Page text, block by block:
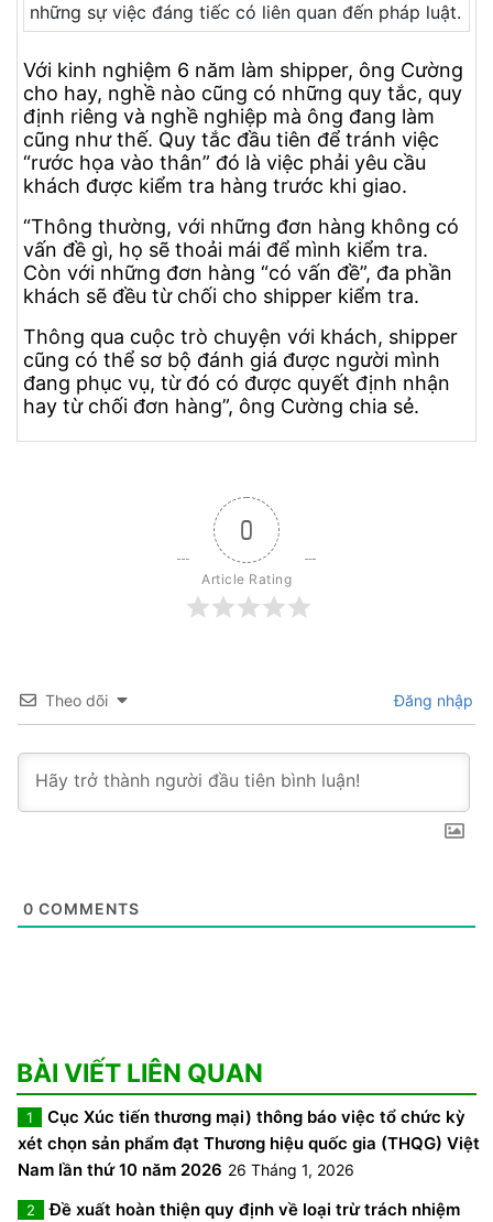
những sự việc đáng tiếc có liên quan đến pháp luật.
Với kinh nghiệm 6 năm làm shipper, ông Cường
cho hay, nghề nào cũng có những quy tắc, quy
định riêng và nghề nghiệp mà ông đang làm
cũng như thế. Quy tắc đầu tiên để tránh việc
“rước họa vào thân” đó là việc phải yêu cầu
khách được kiểm tra hàng trước khi giao.
“Thông thường, với những đơn hàng không có
vấn đề gì, họ sẽ thoải mái để mình kiểm tra.
Còn với những đơn hàng “có vấn đề”, đa phần
khách sẽ đều từ chối cho shipper kiểm tra.
Thông qua cuộc trò chuyện với khách, shipper
cũng có thể sơ bộ đánh giá được người mình
đang phục vụ, từ đó có được quyết định nhận
hay từ chối đơn hàng”, ông Cường chia sẻ.
0
Article Rating
Theo dõi Đăng nhập
0 COMMENTS
BÀI VIẾT LIÊN QUAN
1
Cục Xúc tiến thương mại) thông báo việc tổ chức kỳ
xét chọn sản phẩm đạt Thương hiệu quốc gia (THQG) Việt
Nam lần thứ 10 năm 2026 26 Tháng 1, 2026
2
Đề xuất hoàn thiện quy định về loại trừ trách nhiệm